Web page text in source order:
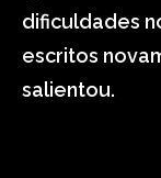
dificuldades
escritos
salientou.